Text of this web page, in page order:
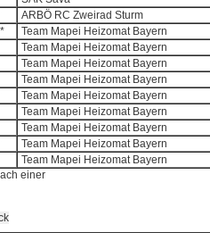
ARBÖ RC Zweirad Sturm
Team Mapei Heizomat Bayern
Team Mapei Heizomat Bayern
Team Mapei Heizomat Bayern
Team Mapei Heizomat Bayern
Team Mapei Heizomat Bayern
Team Mapei Heizomat Bayern
Team Mapei Heizomat Bayern
Team Mapei Heizomat Bayern
Team Mapei Heizomat Bayern
einer